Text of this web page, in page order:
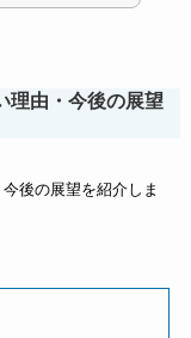
理由・今後の展望
後の展望を紹介しま